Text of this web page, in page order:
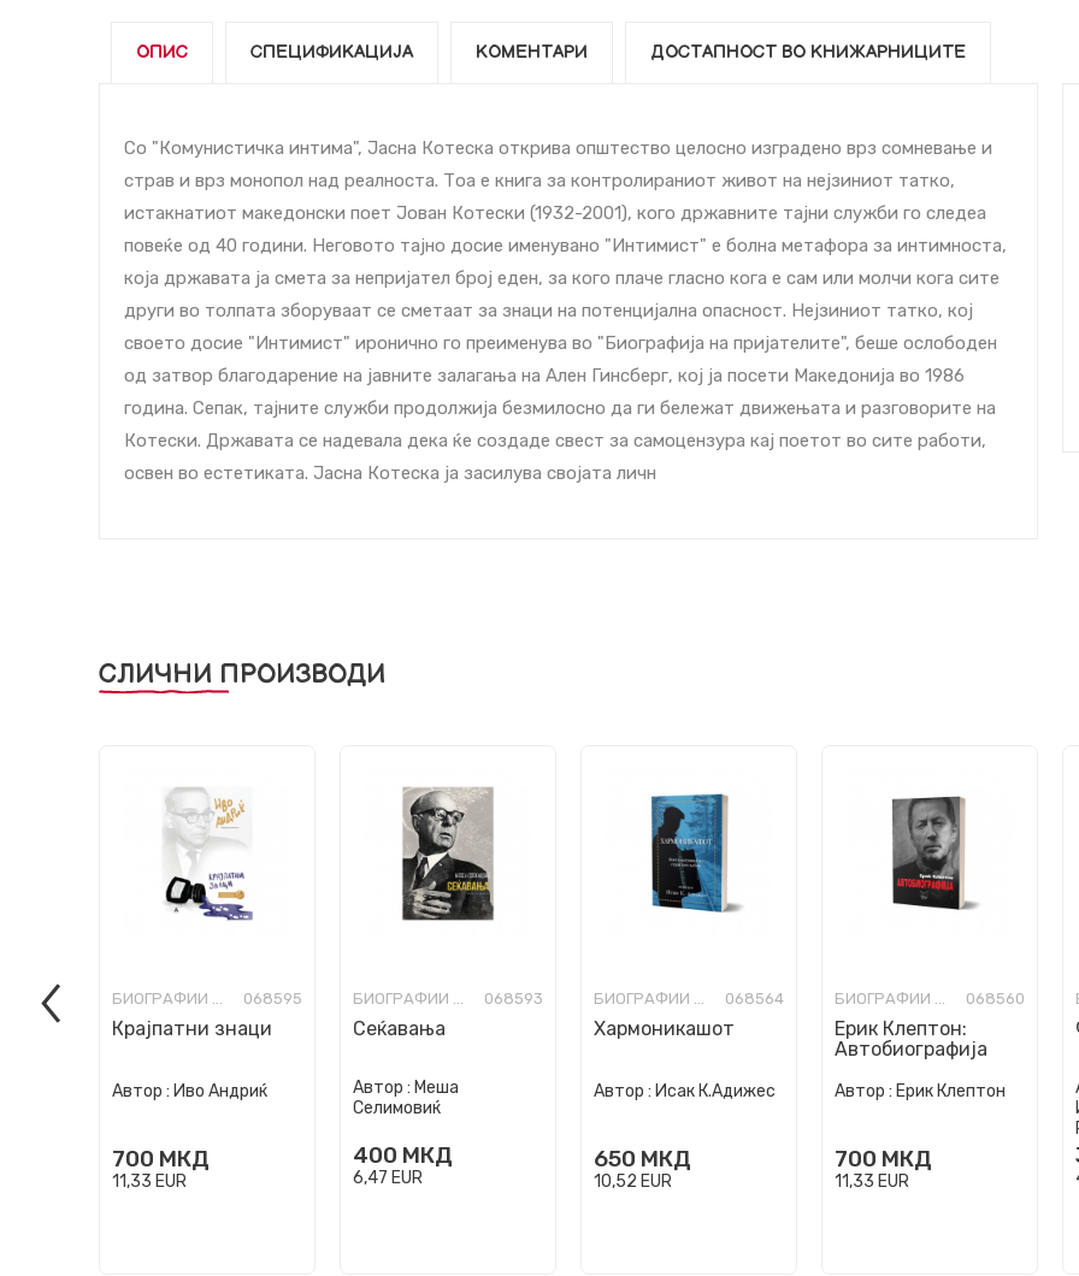
ОПИС СПЕЦИФИКАЦИЈА КОМЕНТАРИ ДОСТАПНОСТ ВО КНИЖАРНИЦИТЕ
Со "Комунистичка интима", Јасна Котеска открива општество целосно изградено врз сомневање и
страв и врз монопол над реалноста. Тоа е книга за контролираниот живот на нејзиниот татко,
истакнатиот македонски поет Јован Котески (1932-2001), кого државните тајни служби го следеа
повеќе од 40 години. Неговото тајно досие именувано "Интимист" е болна метафора за интимноста,
која државата ја смета за непријател број еден, за кого плаче гласно кога е сам или молчи кога сите
други во толпата зборуваат се сметаат за знаци на потенцијална опасност. Нејзиниот татко, кој
своето досие "Интимист" иронично го преименува во "Биографија на пријателите", беше ослободен
од затвор благодарение на јавните залагања на Ален Гинсберг, кој ја посети Македонија во 1986
година. Сепак, тајните служби продолжија безмилосно да ги бележат движењата и разговорите на
Котески. Државата се надевала дека ќе создаде свест за самоцензура кај поетот во сите работи,
освен во естетиката. Јасна Котеска ја засилува својата личн
СЛИЧНИ ПРОИЗВОДИ
БИОГРАФИИ И МЕМОАРИ 068595
Крајпатни знаци
Автор : Иво Андриќ
700 МКД
11,33 EUR
БИОГРАФИИ И МЕМОАРИ 068593
Сеќавања
Автор : Меша
Селимовиќ
400 МКД
6,47 EUR
БИОГРАФИИ И МЕМОАРИ 068564
Хармоникашот
Автор : Исак К.Адижес
650 МКД
10,52 EUR
БИОГРАФИИ И МЕМОАРИ 068560
Ерик Клептон:
Автобиографија
Автор : Ерик Клептон
700 МКД
11,33 EUR